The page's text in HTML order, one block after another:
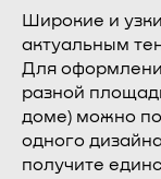
Широкие и
актуальным
Для
разной
доме) можно
одного
получите